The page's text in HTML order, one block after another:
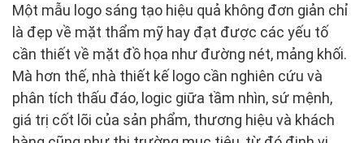
Một mẫu logo sáng tạo hiệu quả không đơn giản chỉ
là đẹp về mặt thẩm mỹ hay đạt được các yếu tố
cần thiết về mặt đồ họa như đường nét, mảng khối.
Mà hơn thế, nhà thiết kế logo cần nghiên cứu và
phân tích thấu đáo, logic giữa tầm nhìn, sứ mệnh,
giá trị cốt lõi của sản phẩm, thương hiệu và khách